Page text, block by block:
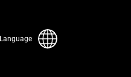
Language